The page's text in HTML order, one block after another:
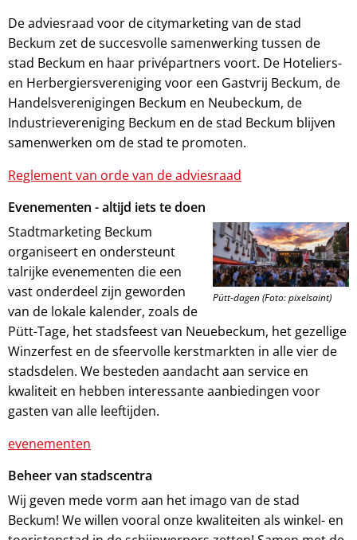
De adviesraad voor de citymarketing van de stad
Beckum zet de succesvolle samenwerking tussen de
stad Beckum en haar privépartners voort. De Hoteliers-
en Herbergiersvereniging voor een Gastvrij Beckum, de
Handelsverenigingen Beckum en Neubeckum, de
Industrievereniging Beckum en de stad Beckum blijven
samenwerken om de stad te promoten.
Reglement van orde van de adviesraad
Evenementen - altijd iets te doen
Pütt-dagen (Foto: pixelsaint)
Stadtmarketing Beckum
organiseert en ondersteunt
talrijke evenementen die een
vast onderdeel zijn geworden
van de lokale kalender, zoals de
Pütt-Tage, het stadsfeest van Neuebeckum, het gezellige
Winzerfest en de sfeervolle kerstmarkten in alle vier de
stadsdelen. We besteden aandacht aan service en
kwaliteit en hebben interessante aanbiedingen voor
gasten van alle leeftijden.
evenementen
Beheer van stadscentra
Wij geven mede vorm aan het imago van de stad
Beckum! We willen vooral onze kwaliteiten als winkel- en